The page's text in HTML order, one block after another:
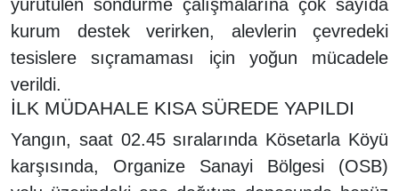
yürütülen söndürme çalışmalarına çok sayıda
kurum destek verirken, alevlerin çevredeki
tesislere sıçramaması için yoğun mücadele
verildi.
İLK MÜDAHALE KISA SÜREDE YAPILDI
Yangın, saat 02.45 sıralarında Kösetarla Köyü
karşısında, Organize Sanayi Bölgesi (OSB)